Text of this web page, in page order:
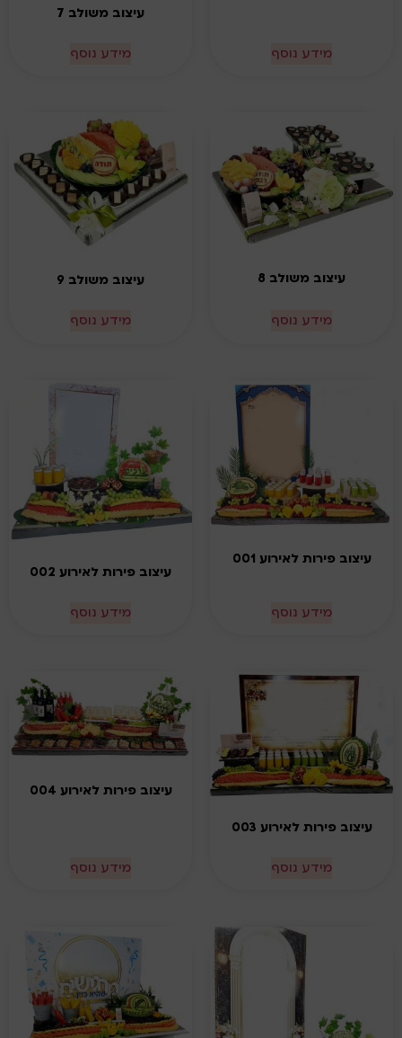
מידע נוסף
עיצוב משולב 7
מידע נוסף
עיצוב משולב 8
מידע נוסף
עיצוב משולב 9
מידע נוסף
עיצוב פירות לאירוע 001
מידע נוסף
עיצוב פירות לאירוע 002
מידע נוסף
עיצוב פירות לאירוע 003
מידע נוסף
עיצוב פירות לאירוע 004
מידע נוסף